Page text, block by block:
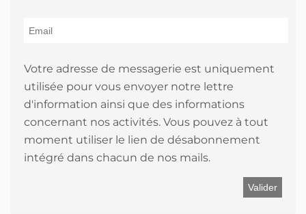
Votre adresse de messagerie est uniquement
utilisée pour vous envoyer notre lettre
d'information ainsi que des informations
concernant nos activités. Vous pouvez à tout
moment utiliser le lien de désabonnement
intégré dans chacun de nos mails.